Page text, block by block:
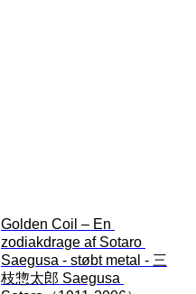
Golden Coil – En
zodiakdrage af Sotaro
Saegusa - støbt metal - 三
枝惣太郎 Saegusa